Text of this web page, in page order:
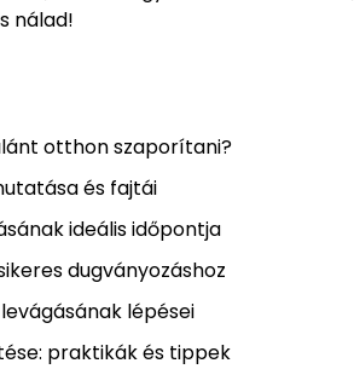
nálad!
otthon szaporítani?
és fajtái
ideális időpontja
dugványozáshoz
lépései
praktikák és tippek